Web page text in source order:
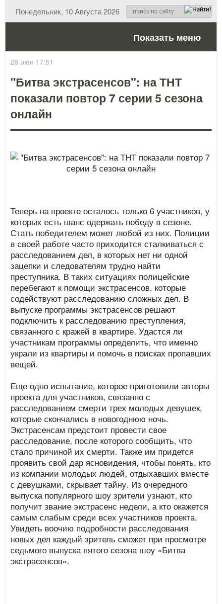
Понедельник, 10 Августа 2026
Показать меню
28 июн 17:51
"Битва экстрасенсов": на ТНТ
показали повтор 7 серии 5 сезона
онлайн
Теперь на проекте осталось только 6 участников, у
которых есть шанс одержать победу в сезоне.
Стать победителем может любой из них. Полиции
в своей работе часто приходится сталкиваться с
расследованием дел, в которых нет ни одной
зацепки и следователям трудно найти
преступника. В таких ситуациях полицейские
перебегают к помощи экстрасенсов, которые
содействуют расследованию сложных дел. В
выпуске программы экстрасенсов решают
подключить к расследованию преступления,
связанного с кражей в квартире. Удастся ли
участникам программы определить, что именно
украли из квартиры и помочь в поисках пропавших
вещей.
Еще одно испытание, которое приготовили авторы
проекта для участников, связанно с
расследованием смерти трех молодых девушек,
которые скончались в новогоднюю ночь.
Экстрасенсам предстоит провести свое
расследование, после которого сообщить, что
стало причиной их смерти. Также им придется
проявить свой дар ясновидения, чтобы понять, кто
из компании молодых людей, отдыхавших вместе
с девушками, скрывает тайну. Из очередного
выпуска популярного шоу зрители узнают, кто
получит звание экстрасенс недели, а кто окажется
самым слабым среди всех участников проекта.
Увидеть воочию подробности расследования
новых дел каждый зритель сможет при просмотре
седьмого выпуска пятого сезона шоу «Битва
экстрасенсов».